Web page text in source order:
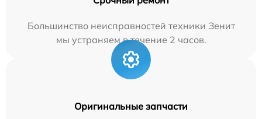
Большинство неисправностей техники Зенит
мы устраняем в течение 2 часов.
Оригинальные запчасти